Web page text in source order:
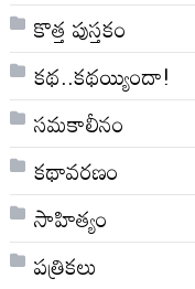
కొత్త పుస్తకం
కథ..కథయ్యిందా!
సమకాలీనం
కథావరణం
సాహిత్యం
పత్రికలు